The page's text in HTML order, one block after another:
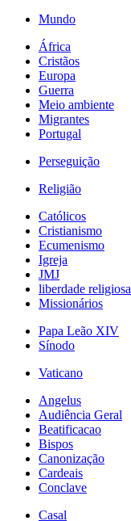
Mundo
África
Cristãos
Europa
Guerra
Meio ambiente
Migrantes
Portugal
Perseguição
Religião
Católicos
Cristianismo
Ecumenismo
Igreja
JMJ
liberdade religiosa
Missionários
Papa Leão XIV
Sínodo
Vaticano
Angelus
Audiência Geral
Beatificacao
Bispos
Canonização
Cardeais
Conclave
Casal